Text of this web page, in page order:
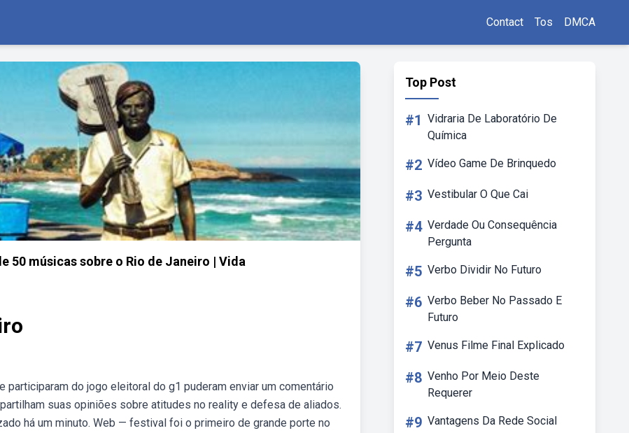
Contact Tos DMCA
50 músicas sobre o Rio de Janeiro | Vida
do jogo eleitoral do g1 puderam enviar um comentário
suas opiniões sobre atitudes no reality e defesa de aliados.
há um minuto. Web — festival foi o primeiro de grande porte no
Top Post
#1 Vidraria De Laboratório De
Química
#2 Vídeo Game De Brinquedo
#3 Vestibular O Que Cai
#4 Verdade Ou Consequência
Pergunta
#5 Verbo Dividir No Futuro
#6 Verbo Beber No Passado E
Futuro
#7 Venus Filme Final Explicado
#8 Venho Por Meio Deste
Requerer
#9 Vantagens Da Rede Social